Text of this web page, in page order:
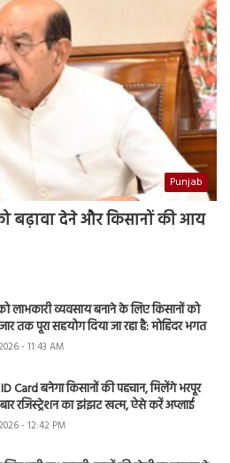
Punjab
बढ़ावा देने और किसानों की आय
लाभकारी व्यवसाय बनाने के लिए किसानों को
तक पूरा सहयोग दिया जा रहा है: मोहिंदर भगत
- 11:43 AM
Card बनेगा किसानों की पहचान, मिलेंगे भरपूर
रजिस्ट्रेशन का झंझट खत्म, ऐसे करें अप्लाई
- 12:42 PM